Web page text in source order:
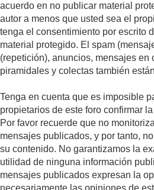
acuerdo en no publicar material
autor a menos que usted sea el
tenga el consentimiento por escrito
material protegido. El spam
(repetición), anuncios, mensajes en
piramidales y colectas también
Tenga en cuenta que es imposible
propietarios de este foro confirmar
Por favor recuerde que no
mensajes publicados, y por tanto,
su contenido. No garantizamos la
utilidad de ninguna información
mensajes publicados expresan la